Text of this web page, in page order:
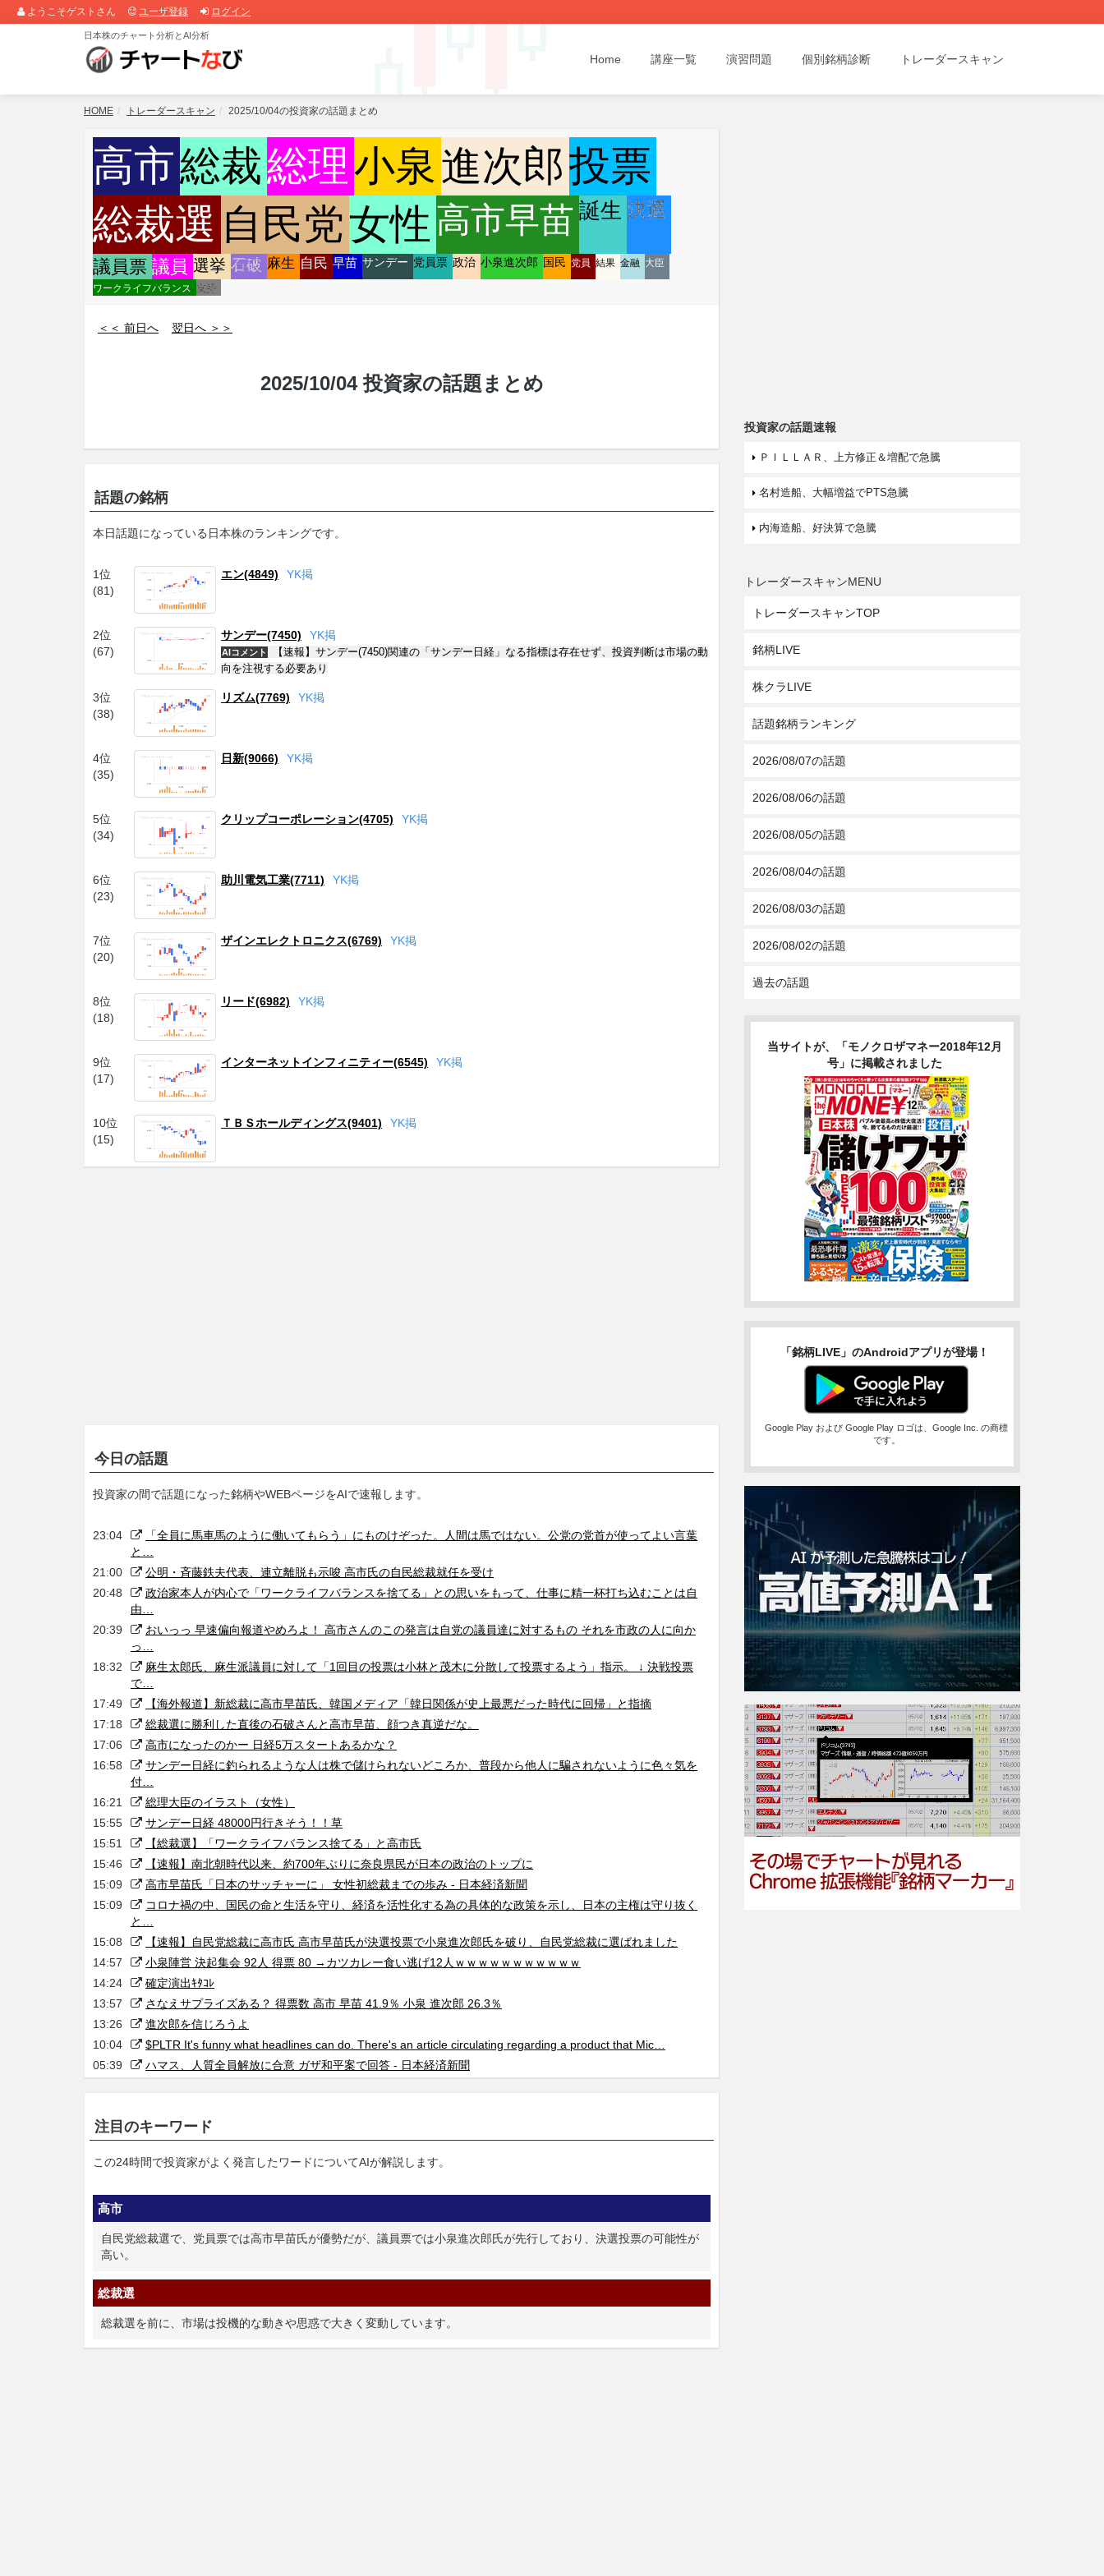
ようこそゲストさん ユーザ登録 ログイン
日本株のチャート分析とAI分析
Home 講座一覧 演習問題 個別銘柄診断 トレーダースキャン
HOME トレーダースキャン 2025/10/04の投資家の話題まとめ
高市総裁総理小泉 進次郎投票
総裁選 自民党女性 高市早苗 誕生 決選
議員票 議員 選挙 石破 麻生 自民 早苗 サンデー 党員票 政治 小泉進次郎 国民 党員 結果 金融 大臣
ワークライフバランス 支持
＜＜ 前日へ 翌日へ ＞＞
2025/10/04 投資家の話題まとめ
話題の銘柄
本日話題になっている日本株のランキングです。
1位
(81)
エン(4849) YK掲
2位
(67)
サンデー(7450) YK掲
AIコメント
【速報】サンデー(7450)関連の「サンデー日経」なる指標は存在せず、投資判断は市場の動
向を注視する必要あり
3位
(38)
リズム(7769) YK掲
4位
(35)
日新(9066) YK掲
5位
(34)
クリップコーポレーション(4705) YK掲
6位
(23)
助川電気工業(7711) YK掲
7位
(20)
ザインエレクトロニクス(6769) YK掲
8位
(18)
リード(6982) YK掲
9位
(17)
インターネットインフィニティー(6545) YK掲
10位
(15)
ＴＢＳホールディングス(9401) YK掲
今日の話題
投資家の間で話題になった銘柄やWEBページをAIで速報します。
23:04
「全員に馬車馬のように働いてもらう」にものけぞった。人間は馬ではない。公党の党首が使ってよい言葉
と…
21:00
公明・斉藤鉄夫代表、連立離脱も示唆 高市氏の自民総裁就任を受け
20:48
政治家本人が内心で「ワークライフバランスを捨てる」との思いをもって、仕事に精一杯打ち込むことは自
由…
20:39
おいっっ 早速偏向報道やめろよ！ 高市さんのこの発言は自党の議員達に対するもの それを市政の人に向か
っ…
18:32
麻生太郎氏、麻生派議員に対して「1回目の投票は小林と茂木に分散して投票するよう」指示。 ↓ 決戦投票
で…
17:49
【海外報道】新総裁に高市早苗氏、韓国メディア「韓日関係が史上最悪だった時代に回帰」と指摘
17:18
総裁選に勝利した直後の石破さんと高市早苗、顔つき真逆だな。
17:06
高市になったのかー 日経5万スタートあるかな？
16:58
サンデー日経に釣られるような人は株で儲けられないどころか、普段から他人に騙されないように色々気を
付…
16:21
総理大臣のイラスト（女性）
15:55
サンデー日経 48000円行きそう！！草
15:51
【総裁選】「ワークライフバランス捨てる」と高市氏
15:46
【速報】南北朝時代以来、約700年ぶりに奈良県民が日本の政治のトップに
15:09
高市早苗氏「日本のサッチャーに」 女性初総裁までの歩み - 日本経済新聞
15:09
コロナ禍の中、国民の命と生活を守り、経済を活性化する為の具体的な政策を示し、日本の主権は守り抜く
と…
15:08
【速報】自民党総裁に高市氏 高市早苗氏が決選投票で小泉進次郎氏を破り、自民党総裁に選ばれました
14:57
小泉陣営 決起集会 92人 得票 80 →カツカレー食い逃げ12人ｗｗｗｗｗｗｗｗｗｗｗ
14:24
確定演出ｷﾀｺﾚ
13:57
さなえサプライズある？ 得票数 高市 早苗 41.9％ 小泉 進次郎 26.3％
13:26
進次郎を信じろうよ
10:04
$PLTR It's funny what headlines can do. There's an article circulating regarding a product that Mic…
05:39
ハマス、人質全員解放に合意 ガザ和平案で回答 - 日本経済新聞
注目のキーワード
この24時間で投資家がよく発言したワードについてAIが解説します。
高市
自民党総裁選で、党員票では高市早苗氏が優勢だが、議員票では小泉進次郎氏が先行しており、決選投票の可能性が
高い。
総裁選
総裁選を前に、市場は投機的な動きや思惑で大きく変動しています。
投資家の話題速報
ＰＩＬＬＡＲ、上方修正＆増配で急騰
名村造船、大幅増益でPTS急騰
内海造船、好決算で急騰
トレーダースキャンMENU
トレーダースキャンTOP
銘柄LIVE
株クラLIVE
話題銘柄ランキング
2026/08/07の話題
2026/08/06の話題
2026/08/05の話題
2026/08/04の話題
2026/08/03の話題
2026/08/02の話題
過去の話題
当サイトが、「モノクロザマネー2018年12月
号」に掲載されました
「銘柄LIVE」のAndroidアプリが登場！
Google Play および Google Play ロゴは、Google Inc. の商標
です。